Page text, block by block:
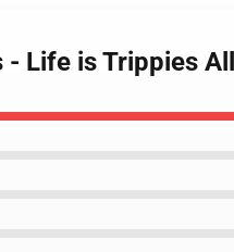
Life is Trippies